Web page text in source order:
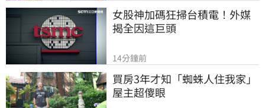
女股神加碼狂掃台積電！外媒
揭全因這巨頭
14分鐘前
買房3年才知「蜘蛛人住我家」
屋主超傻眼